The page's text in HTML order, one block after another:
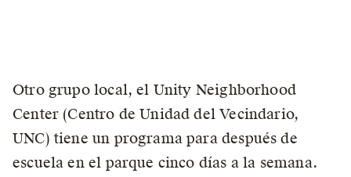
Otro grupo local, el Unity Neighborhood
Center (Centro de Unidad del Vecindario,
UNC) tiene un programa para después de
escuela en el parque cinco días a la semana.